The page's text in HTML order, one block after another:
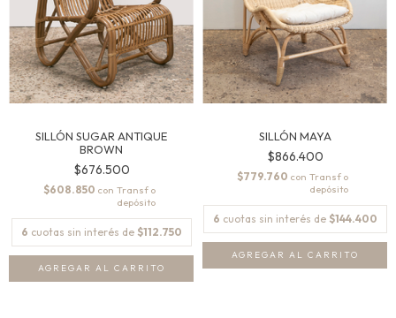
SILLÓN SUGAR ANTIQUE
BROWN
$676.500
$608.850 con
6 cuotas sin interés de $112.750
SILLÓN MAYA
$866.400
$779.760 con
6 cuotas sin interés de $144.400